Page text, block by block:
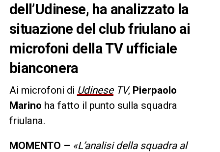
dell’Udinese, ha analizzato la
situazione del club friulano ai
microfoni della TV ufficiale
bianconera
Ai microfoni di UdineseTV, Pierpaolo
Marino ha fatto il punto sulla squadra
friulana.
MOMENTO – «L’analisi della squadra al